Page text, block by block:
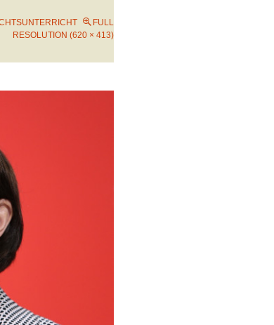
FULL
RESOLUTION (620 × 413)